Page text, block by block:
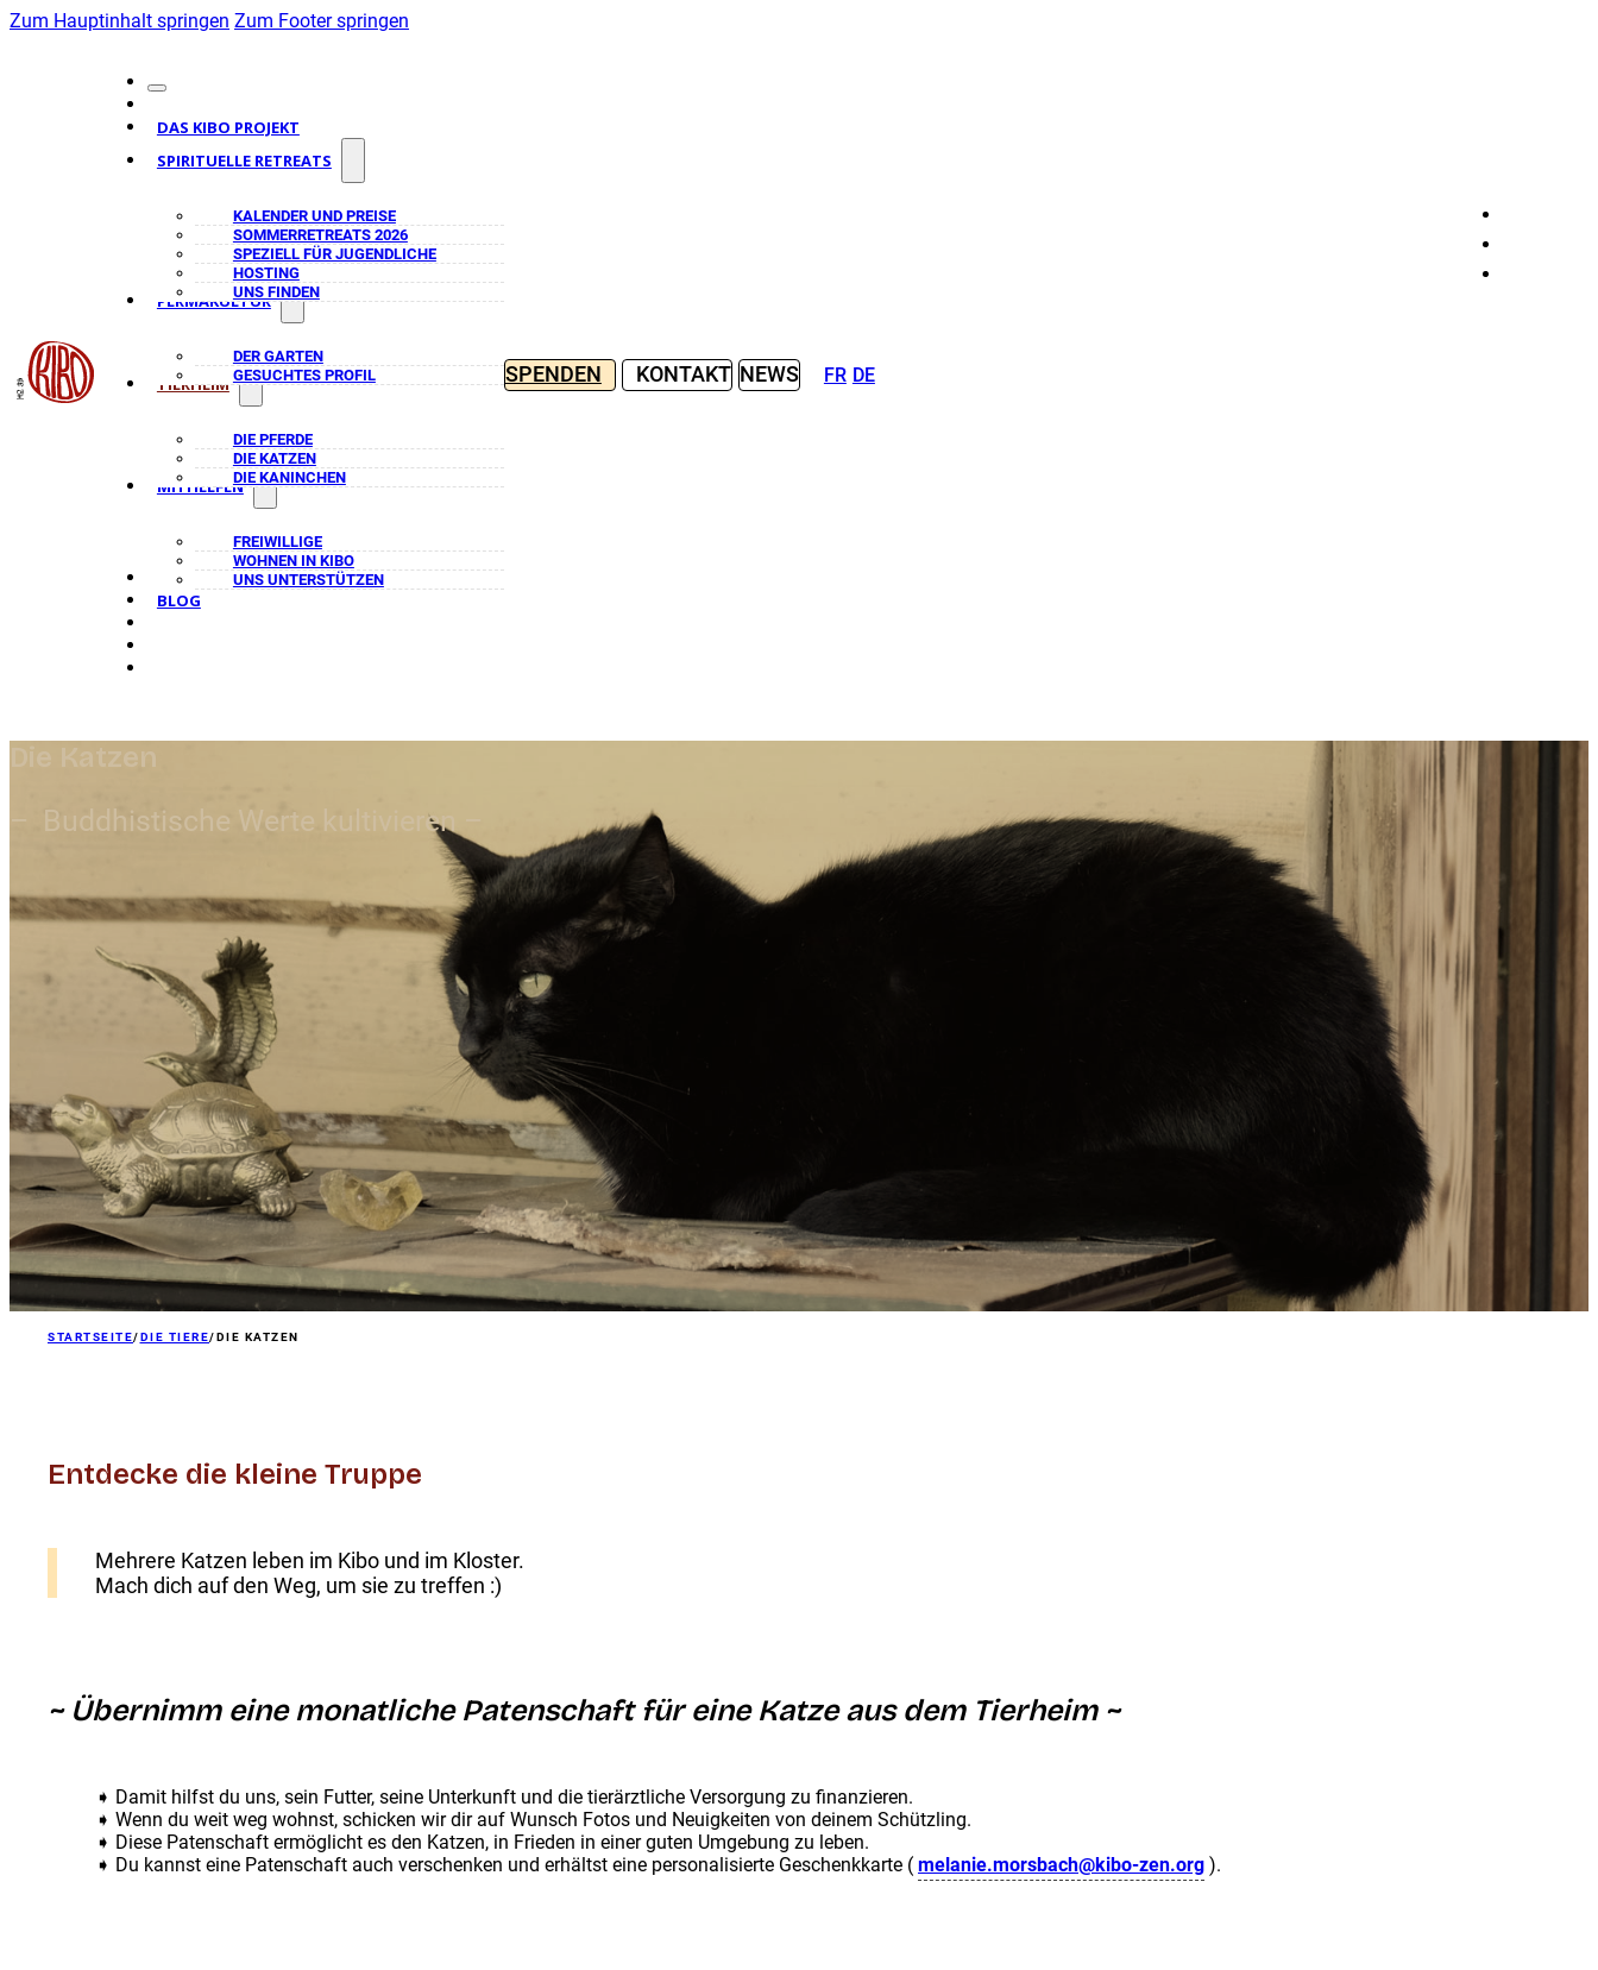
Zum Hauptinhalt springen Zum Footer springen
DAS KIBO PROJEKT
SPIRITUELLE RETREATS
KALENDER UND PREISE
SOMMERRETREATS 2026
SPEZIELL FÜR JUGENDLICHE
HOSTING
UNS FINDEN
PERMAKULTUR
DER GARTEN
GESUCHTES PROFIL
TIERHEIM
DIE PFERDE
DIE KATZEN
DIE KANINCHEN
MITHELFEN
FREIWILLIGE
WOHNEN IN KIBO
UNS UNTERSTÜTZEN
FAQ
BLOG
SPENDEN KONTAKT NEWS FR DE
Die Katzen
– Buddhistische Werte kultivieren –
STARTSEITE/DIE TIERE/DIE KATZEN
Entdecke die kleine Truppe
Mehrere Katzen leben im Kibo und im Kloster.
Mach dich auf den Weg, um sie zu treffen :)
~ Übernimm eine monatliche Patenschaft für eine Katze aus dem Tierheim ~
➧ Damit hilfst du uns, sein Futter, seine Unterkunft und die tierärztliche Versorgung zu finanzieren.
➧ Wenn du weit weg wohnst, schicken wir dir auf Wunsch Fotos und Neuigkeiten von deinem Schützling.
➧ Diese Patenschaft ermöglicht es den Katzen, in Frieden in einer guten Umgebung zu leben.
➧ Du kannst eine Patenschaft auch verschenken und erhältst eine personalisierte Geschenkkarte ( melanie.morsbach@kibo-zen.org ).